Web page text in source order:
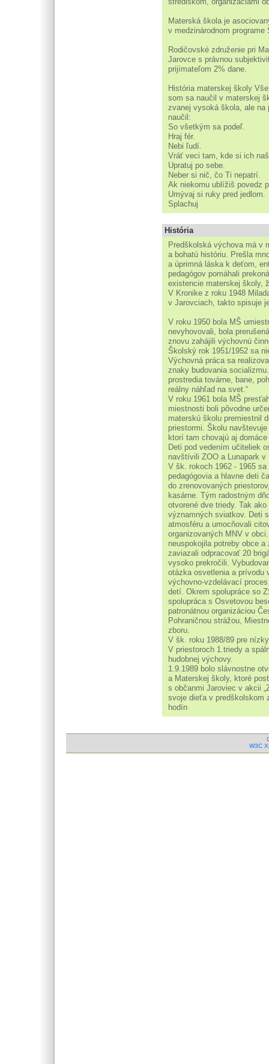
Materská škola je
v medzinárodnom programe
Rodičovské združenie pri
Jarovce s právnou
prijímateľom 2% dane.
História materskej školy
som sa naučil v materskej
zvanej vysoká škola, ale na
naučil:
So všetkým sa podeľ.
Hraj fér.
Nebi ľudí.
Vráť veci tam, kde si ich
Upratuj po sebe.
Neber si nič, čo Ti nepatrí.
Ak niekomu ublížiš povedz
Umývaj si ruky pred jedlom.
Splachuj
História
Predškolská výchova má v
a bohatú históriu. Prešla
a úprimná láska k deťom,
pedagógov pomáhali
existencie materskej školy,
V Kronike z roku 1948
v Jarovciach, takto spisuje
V roku 1950 bola MŠ
nevyhovovali, bola
znovu zahájili výchovnú
Školský rok 1951/1952 sa
Výchovná práca sa
znaky budovania
prostredia továrne, bane,
reálny náhľad na svet.“
V roku 1961 bola MŠ
miestnosti boli pôvodne
materskú školu premiestnil
priestormi. Školu
ktorí tam chovajú aj
Deti pod vedením učiteliek
navštívili ZOO a Lunapark v
V šk. rokoch 1962 - 1965
pedagógovia a hlavne deti
do zrenovovaných
kasárne. Tým radostným
otvorené dve triedy. Tak
významných sviatkov. Deti
atmosféru a umocňovali
organizovaných MNV v
neuspokojila potreby obce
zaviazali odpracovať 20
vysoko prekročili.
otázka osvetlenia a prívodu
výchovno-vzdelávací
detí. Okrem spolupráce so
spolupráca s Osvetovou
patronátnou organizáciou
Pohraničnou strážou,
zboru.
V šk. roku 1988/89 pre
V priestoroch 1.triedy a
hudobnej výchovy.
1.9.1989 bolo slávnostne
a Materskej školy, ktoré
s občanmi Jaroviec v akcii
svoje dieťa v predškolskom
hodín
W3C